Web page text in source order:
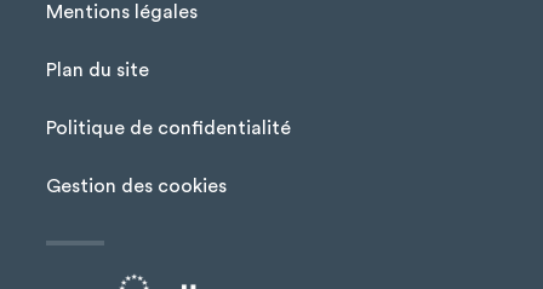
Menu Pied de page
Mentions légales
Plan du site
Politique de confidentialité
Gestion des cookies